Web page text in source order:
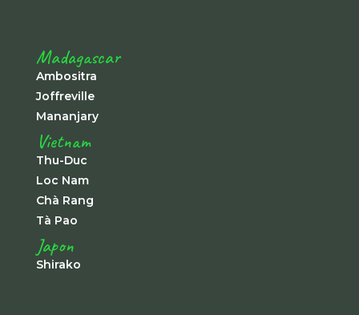
Madagascar
Ambositra
Joffreville
Mananjary
Vietnam
Thu-Duc
Loc Nam
Chà Rang
Tà Pao
Japon
Shirako